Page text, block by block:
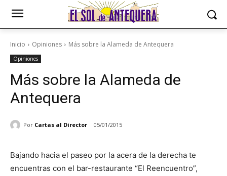
Inicio Opiniones Más sobre la Alameda de Antequera
Opiniones
Más sobre la Alameda de
Antequera
Por Cartas al Director 05/01/2015
Bajando hacia el paseo por la acera de la derecha te
encuentras con el bar-restaurante “El Reencuentro”,